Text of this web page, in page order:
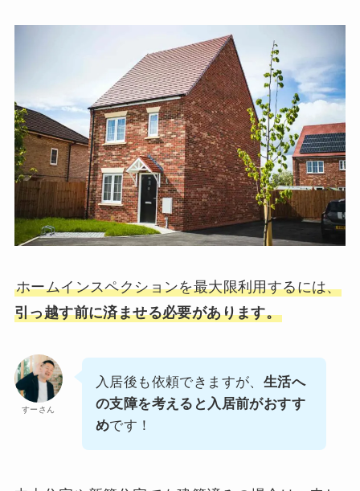
ホームインスペクションを最大限利用するには、
引っ越す前に済ませる必要があります。
すーさん
入居後も依頼できますが、 生活へ
の支障を考えると入居前がおすす
めです！